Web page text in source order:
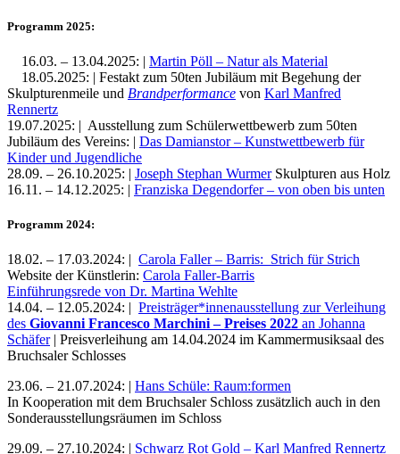
Programm 2025:
16.03. – 13.04.2025: | Martin Pöll – Natur als Material
18.05.2025: | Festakt zum 50ten Jubiläum mit Begehung der
Skulpturenmeile und Brandperformance von Karl Manfred
Rennertz
19.07.2025: | Ausstellung zum Schülerwettbewerb zum 50ten
Jubiläum des Vereins: | Das Damianstor – Kunstwettbewerb für
Kinder und Jugendliche
28.09. – 26.10.2025: | Joseph Stephan WurmerSkulpturen aus Holz
16.11. – 14.12.2025: | Franziska Degendorfer – von oben bis unten
Programm 2024:
18.02. – 17.03.2024: | Carola Faller – Barris: Strich für Strich
Website der Künstlerin: Carola Faller-Barris
Einführungsrede von Dr. Martina Wehlte
14.04. – 12.05.2024: | Preisträger*innenausstellung zur Verleihung
des Giovanni Francesco Marchini – Preises 2022 an Johanna
Schäfer| Preisverleihung am 14.04.2024 im Kammermusiksaal des
Bruchsaler Schlosses
23.06. – 21.07.2024: | Hans Schüle: Raum:formen
In Kooperation mit dem Bruchsaler Schloss zusätzlich auch in den
Sonderausstellungsräumen im Schloss
29.09. – 27.10.2024: | Schwarz Rot Gold – Karl Manfred Rennertz